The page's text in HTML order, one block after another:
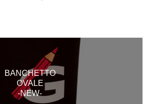
BANCHETTO
OVALE
-NEW-